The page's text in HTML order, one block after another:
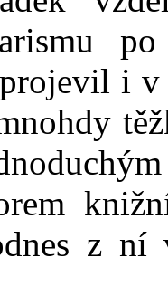
i
z ní